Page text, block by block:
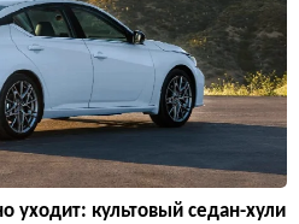
уходит: культовый седан-хули